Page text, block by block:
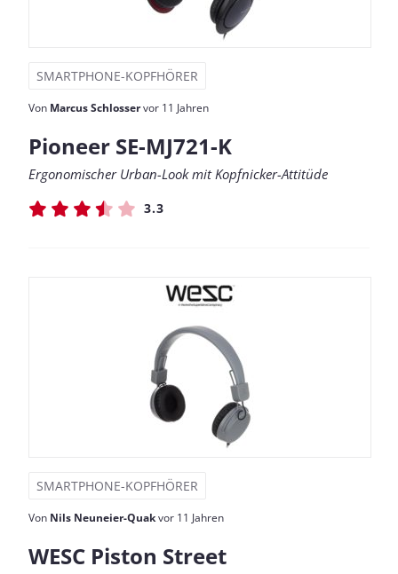
SMARTPHONE-KOPFHÖRER
Von Marcus Schlosservor 11 Jahren
Pioneer SE-MJ721-K
Ergonomischer Urban-Look mit Kopfnicker-Attitüde
3.3
SMARTPHONE-KOPFHÖRER
Von Nils Neuneier-Quakvor 11 Jahren
WESC Piston Street